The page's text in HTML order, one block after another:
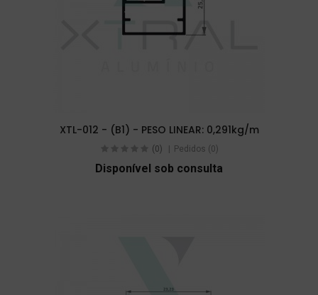
XTL-012 - (B1) - PESO LINEAR: 0,291kg/m
(0) Pedidos (0)
Disponível sob consulta